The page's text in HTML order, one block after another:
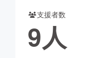
CAMPFIRE Creation
コミュニティ
支援者数
9人